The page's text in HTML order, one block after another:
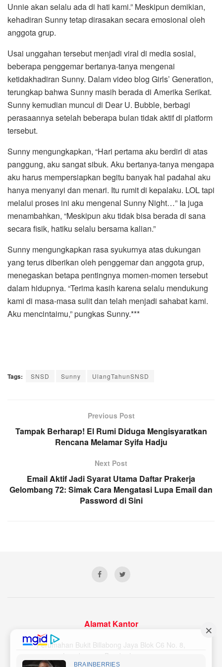
Unnie akan selalu ada di hati kami.” Meskipun demikian,
kehadiran Sunny tetap dirasakan secara emosional oleh
anggota grup.
Usai unggahan tersebut menjadi viral di media sosial,
beberapa penggemar bertanya-tanya mengenai
ketidakhadiran Sunny. Dalam video blog Girls’ Generation,
terungkap bahwa Sunny masih berada di Amerika Serikat.
Sunny kemudian muncul di Dear U. Bubble, berbagi
perasaannya setelah beberapa bulan tidak aktif di platform
tersebut.
Sunny mengungkapkan, “Hari pertama aku berdiri di atas
panggung, aku sangat sibuk. Aku bertanya-tanya mengapa
aku harus mempersiapkan begitu banyak hal padahal aku
hanya menyanyi dan menari. Itu rumit di kepalaku. LOL tapi
melalui proses ini aku mengenal Sunny Night…” Ia juga
menambahkan, “Meskipun aku tidak bisa berada di sana
secara fisik, hatiku selalu bersama kalian.”
Sunny mengungkapkan rasa syukurnya atas dukungan
yang terus diberikan oleh penggemar dan anggota grup,
menegaskan betapa pentingnya momen-momen tersebut
dalam hidupnya. “Terima kasih karena selalu mendukung
kami di masa-masa sulit dan telah menjadi sahabat kami.
Aku mencintaimu,” pungkas Sunny.***
Tags: SNSD Sunny UlangTahunSNSD
Previous Post
Tampak Berharap! El Rumi Diduga Mengisyaratkan
Rencana Melamar Syifa Hadju
Next Post
Email Aktif Jadi Syarat Utama Daftar Prakerja
Gelombang 72: Simak Cara Mengatasi Lupa Email dan
Password di Sini
Alamat Kantor
Perumahan Bukit Billabong Jaya Blok C6 No. 8,
Langkapura, Bandar Lampung